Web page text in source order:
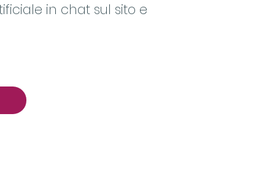
in chat sul sito e